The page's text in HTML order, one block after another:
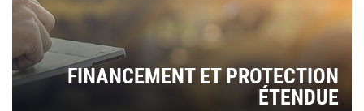
FINANCEMENT ET PROTECTION
ÉTENDUE